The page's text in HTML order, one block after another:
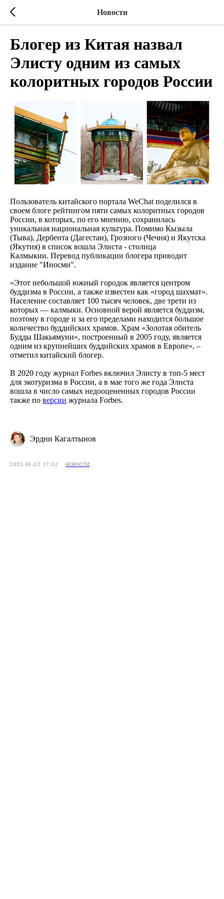
Новости
Блогер из Китая назвал
Элисту одним из самых
колоритных городов России
Пользователь китайского портала WeChat поделился в
своем блоге рейтингом пяти самых колоритных городов
России, в которых, по его мнению, сохранилась
уникальная национальная культура. Помимо Кызыла
(Тыва), Дербента (Дагестан), Грозного (Чечня) и Якутска
(Якутия) в список вошла Элиста - столица
Калмыкии. Перевод публикации блогера приводит
издание "Иносми".
«Этот небольшой южный городок является центром
буддизма в России, а также известен как «город шахмат».
Население составляет 100 тысяч человек, две трети из
которых — калмыки. Основной верой является буддизм,
поэтому в городе и за его пределами находится большое
количество буддийских храмов. Храм «Золотая обитель
Будды Шакьямуни», построенный в 2005 году, является
одним из крупнейших буддийских храмов в Европе», –
отметил китайский блогер.
В 2020 году журнал Forbes включил Элисту в топ-5 мест
для экотуризма в России, а в мае того же года Элиста
вошла в число самых недооцененных городов России
также по версии журнала Forbes.
Эрдни Кагалтынов
2021-06-22 17:02 НОВОСТИ